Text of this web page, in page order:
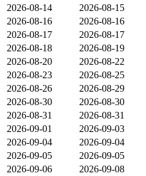
2026-08-14
2026-08-15
2026-08-16
2026-08-16
2026-08-17
2026-08-17
2026-08-18
2026-08-19
2026-08-20
2026-08-22
2026-08-23
2026-08-25
2026-08-26
2026-08-29
2026-08-30
2026-08-30
2026-08-31
2026-08-31
2026-09-01
2026-09-03
2026-09-04
2026-09-04
2026-09-05
2026-09-05
2026-09-06
2026-09-08